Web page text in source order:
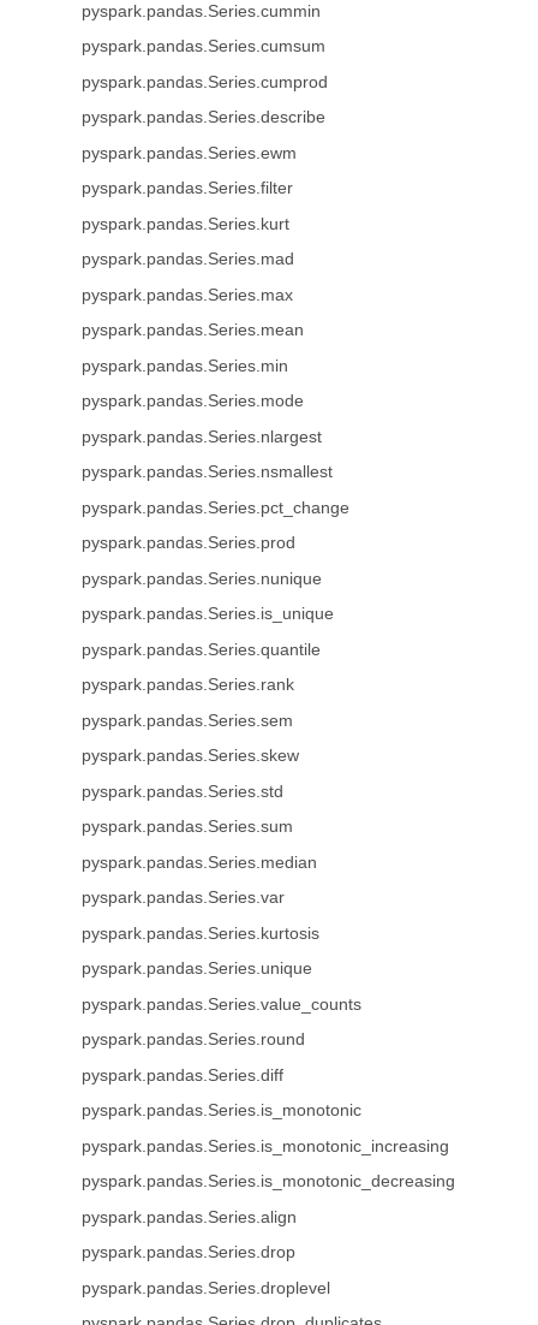
pyspark.pandas.Series.cummin
pyspark.pandas.Series.cumsum
pyspark.pandas.Series.cumprod
pyspark.pandas.Series.describe
pyspark.pandas.Series.ewm
pyspark.pandas.Series.filter
pyspark.pandas.Series.kurt
pyspark.pandas.Series.mad
pyspark.pandas.Series.max
pyspark.pandas.Series.mean
pyspark.pandas.Series.min
pyspark.pandas.Series.mode
pyspark.pandas.Series.nlargest
pyspark.pandas.Series.nsmallest
pyspark.pandas.Series.pct_change
pyspark.pandas.Series.prod
pyspark.pandas.Series.nunique
pyspark.pandas.Series.is_unique
pyspark.pandas.Series.quantile
pyspark.pandas.Series.rank
pyspark.pandas.Series.sem
pyspark.pandas.Series.skew
pyspark.pandas.Series.std
pyspark.pandas.Series.sum
pyspark.pandas.Series.median
pyspark.pandas.Series.var
pyspark.pandas.Series.kurtosis
pyspark.pandas.Series.unique
pyspark.pandas.Series.value_counts
pyspark.pandas.Series.round
pyspark.pandas.Series.diff
pyspark.pandas.Series.is_monotonic
pyspark.pandas.Series.is_monotonic_increasing
pyspark.pandas.Series.is_monotonic_decreasing
pyspark.pandas.Series.align
pyspark.pandas.Series.drop
pyspark.pandas.Series.droplevel